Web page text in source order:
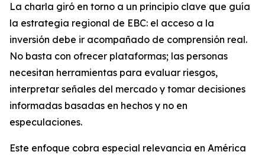
La charla giró en torno a un principio clave que guía
la estrategia regional de EBC: el acceso a la
inversión debe ir acompañado de comprensión real.
No basta con ofrecer plataformas; las personas
necesitan herramientas para evaluar riesgos,
interpretar señales del mercado y tomar decisiones
informadas basadas en hechos y no en
especulaciones.
Este enfoque cobra especial relevancia en América